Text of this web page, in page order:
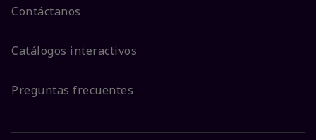
Contáctanos
Catálogos interactivos
Preguntas frecuentes